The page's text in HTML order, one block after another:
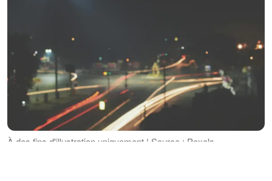
À des fins d'illustration uniquement | Source : Pexels